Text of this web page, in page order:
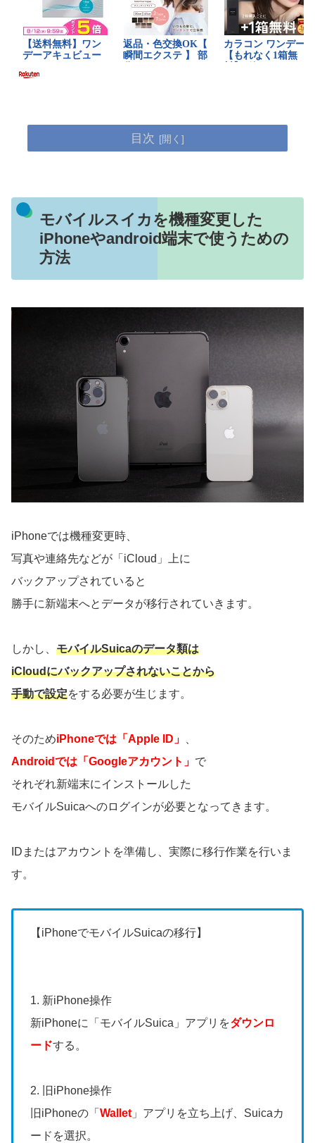
目次
モバイルスイカを機種変更した
iPhoneやandroid端末で使うための
方法
iPhoneでは機種変更時、
写真や連絡先などが「iCloud」上に
バックアップされていると
勝手に新端末へとデータが移行されていきます。
しかし、 モバイルSuicaのデータ類は
iCloudにバックアップされないことから
手動で設定をする必要が生じます。
そのためiPhoneでは「Apple ID」
Androidでは「Googleアカウント」 で
それぞれ新端末にインストールした
モバイルSuicaへのログインが必要となってきます。
IDまたはアカウントを準備し、実際に移行作業を行いま
す。
【iPhoneでモバイルSuicaの移行】
1. 新iPhone操作
新iPhoneに「モバイルSuica」アプリをダウンロ
ードする。
2. 旧iPhone操作
旧iPhoneの「 Wallet 」アプリを立ち上げ、Suicaカ
ードを選択。